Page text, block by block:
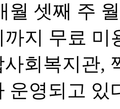
월 셋째 주
까지 무료
회복지관,
운영되고 있